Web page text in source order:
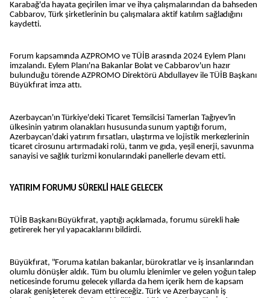
Karabağ'da hayata geçirilen imar ve ihya çalışmalarından da bahseden
Cabbarov, Türk şirketlerinin bu çalışmalara aktif katılım sağladığını
kaydetti.
Forum kapsamında AZPROMO ve TÜİB arasında 2024 Eylem Planı
imzalandı. Eylem Planı'na Bakanlar Bolat ve Cabbarov'un hazır
bulunduğu törende AZPROMO Direktörü Abdullayev ile TÜİB Başkanı
Büyükfırat imza attı.
Azerbaycan'ın Türkiye'deki Ticaret Temsilcisi Tamerlan Tağıyev'in
ülkesinin yatırım olanakları hususunda sunum yaptığı forum,
Azerbaycan'daki yatırım fırsatları, ulaştırma ve lojistik merkezlerinin
ticaret cirosunu artırmadaki rolü, tarım ve gıda, yeşil enerji, savunma
sanayisi ve sağlık turizmi konularındaki panellerle devam etti.
YATIRIM FORUMU SÜREKLİ HALE GELECEK
TÜİB Başkanı Büyükfırat, yaptığı açıklamada, forumu sürekli hale
getirerek her yıl yapacaklarını bildirdi.
Büyükfırat, "Foruma katılan bakanlar, bürokratlar ve iş insanlarından
olumlu dönüşler aldık. Tüm bu olumlu izlenimler ve gelen yoğun talep
neticesinde forumu gelecek yıllarda da hem içerik hem de kapsam
olarak genişleterek devam ettireceğiz. Türk ve Azerbaycanlı iş